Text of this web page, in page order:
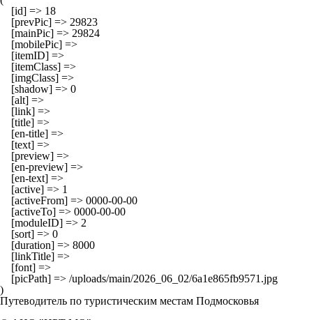
    [id] => 18
    [prevPic] => 29823
    [mainPic] => 29824
    [mobilePic] =>
    [itemID] =>
    [itemClass] =>
    [imgClass] =>
    [shadow] => 0
    [alt] =>
    [link] =>
    [title] =>
    [en-title] =>
    [text] =>
    [preview] =>
    [en-preview] =>
    [en-text] =>
    [active] => 1
    [activeFrom] => 0000-00-00
    [activeTo] => 0000-00-00
    [moduleID] => 2
    [sort] => 0
    [duration] => 8000
    [linkTitle] =>
    [font] =>
    [picPath] => /uploads/main/2026_06_02/6a1e865fb9571.jpg
Путеводитель по туристическим местам Подмосковья